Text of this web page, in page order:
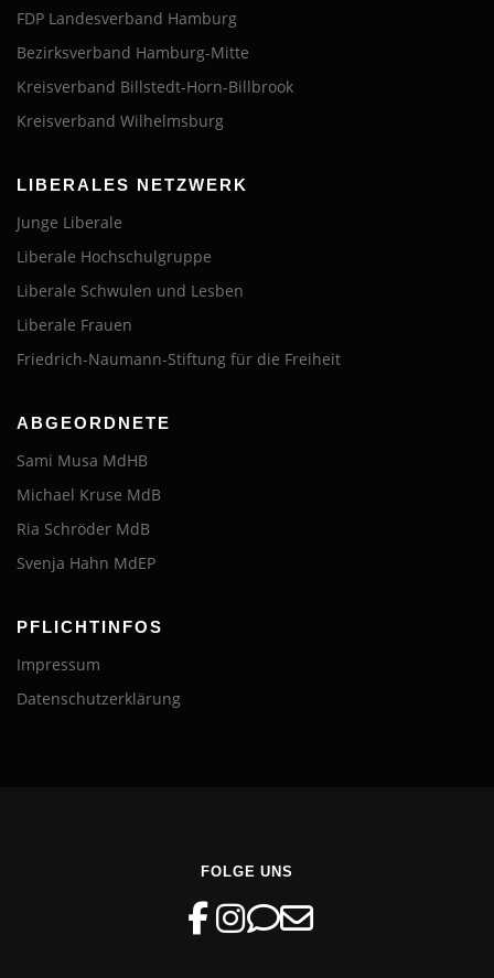
FDP Landesverband Hamburg
Bezirksverband Hamburg-Mitte
Kreisverband Billstedt-Horn-Billbrook
Kreisverband Wilhelmsburg
LIBERALES NETZWERK
Junge Liberale
Liberale Hochschulgruppe
Liberale Schwulen und Lesben
Liberale Frauen
Friedrich-Naumann-Stiftung für die Freiheit
ABGEORDNETE
Sami Musa MdHB
Michael Kruse MdB
Ria Schröder MdB
Svenja Hahn MdEP
PFLICHTINFOS
Impressum
Datenschutzerklärung
FOLGE UNS